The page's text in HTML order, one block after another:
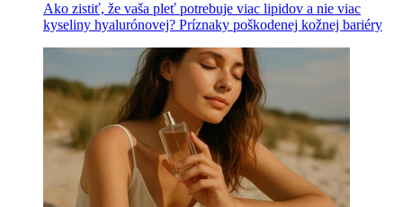
Ako zistiť, že vaša pleť potrebuje viac lipidov a nie viac
kyseliny hyalurónovej? Príznaky poškodenej kožnej bariéry